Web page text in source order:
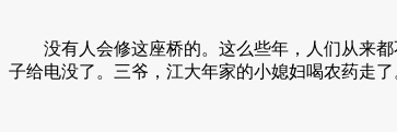
没有人会修这座桥的。这么些年，人们从来都
子给电没了。三爷，江大年家的小媳妇喝农药走了